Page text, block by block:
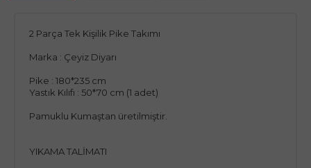
2 Parça Tek Kişilik Pike Takımı
Marka : Çeyiz Diyarı
Pike : 180*235 cm
Yastık Kılıfı : 50*70 cm (1 adet)
Pamuklu Kumaştan üretilmiştir.
YIKAMA TALİMATI